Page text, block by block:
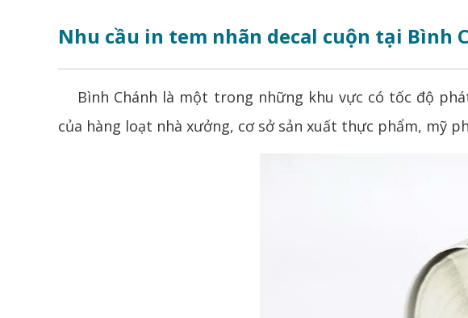
Nhu cầu in tem nhãn decal cuộn tại Bình
Bình Chánh là một trong những khu vực có tốc độ
của hàng loạt nhà xưởng, cơ sở sản xuất thực phẩm, mỹ